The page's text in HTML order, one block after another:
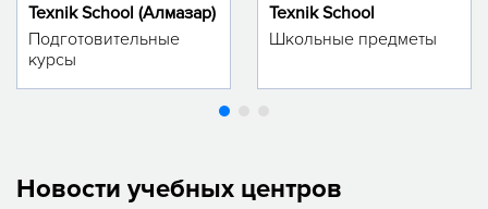
Texnik School (Алмазар)
Подготовительные
курсы
Texnik School
Школьные предметы
Новости учебных центров